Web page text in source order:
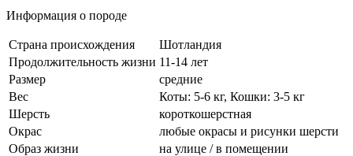
Информация о породе
Cтрана происхождения
Шотландия
Продолжительность жизни 11-14 лет
Размер
средние
Вес
Коты: 5-6 кг, Кошки: 3-5 кг
Шерсть
короткошерстная
Окрас
любые окрасы и рисунки шерсти
Образ жизни
на улице / в помещении